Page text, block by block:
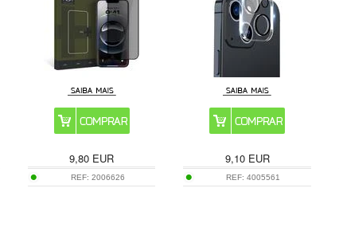
9,80 EUR
REF: 2006626
9,10EUR
REF:4005561